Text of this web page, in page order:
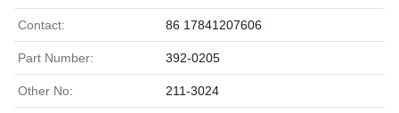
Contact: 86 17841207606
Part Number: 392-0205
Other No: 211-3024